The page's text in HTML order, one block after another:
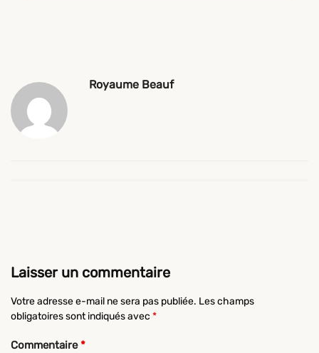
Royaume Beauf
Laisser un commentaire
Votre adresse e-mail ne sera pas publiée. Les champs
obligatoires sont indiqués avec *
Commentaire *